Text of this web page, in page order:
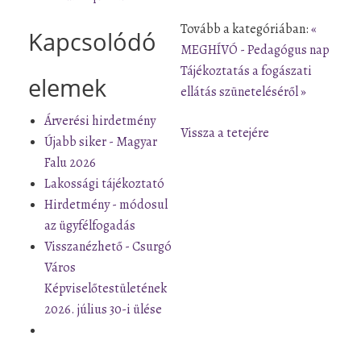
Kapcsolódó
elemek
Árverési hirdetmény
Újabb siker - Magyar
Falu 2026
Lakossági tájékoztató
Hirdetmény - módosul
az ügyfélfogadás
Visszanézhető - Csurgó
Város
Képviselőtestületének
2026. július 30-i ülése
Tovább a kategóriában:«
MEGHÍVÓ - Pedagógus nap
Tájékoztatás a fogászati
ellátás szüneteléséről »
Vissza a tetejére